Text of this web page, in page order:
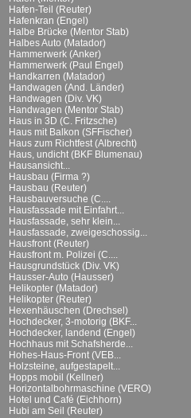
Hafen-Teil (Reuter)
Hafenkran (Engel)
Halbe Brücke (Mentor Stab)
Halbes Auto (Matador)
Hammerwerk (Anker)
Hammerwerk (Paul Engel)
Handkarren (Matador)
Handwagen (And. Länder)
Handwagen (Div. VK)
Handwagen (Mentor Stab)
Haus in 3D (C. Fritzsche)
Haus mit Balkon (SFFischer)
Haus zum Richtfest (Albrecht)
Haus, undicht (BKF Blumenau)
Hausansicht...
Hausbau (Firma ?)
Hausbau (Reuter)
Hausbauversuche (C....
Hausfassade mit Einfahrt...
Hausfassade, sehr klein...
Hausfassade, zweigeschossig...
Hausfront (Reuter)
Hausfront m. Polizei (C....
Hausgrundstück (Div. VK)
Hausser-Auto (Hausser)
Helikopter (Matador)
Helikopter (Reuter)
Hexenhäuschen (Drechsel)
Hochdecker, 3-motorig (BKF...
Hochdecker, landend (Engel)
Hochhaus mit Schafsherde...
Hohes-Haus-Front (VEB...
Holzsteine, aufgestapelt...
Hopps mobil (Kellner)
Horizontalbohrmaschine (VERO)
Hotel und Café (Eichhorn)
Hubi am Seil (Reuter)